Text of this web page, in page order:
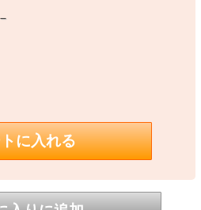
り
アトレード・サーティファイドの縫製